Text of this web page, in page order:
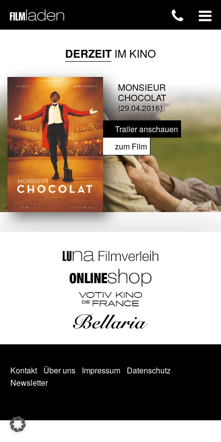
DERZEITIM KINO
MONSIEUR
CHOCOLAT
(29.04.2016)
Trailer anschauen
zum Film
Kontakt Über uns Impressum
Datenschutz
Newsletter